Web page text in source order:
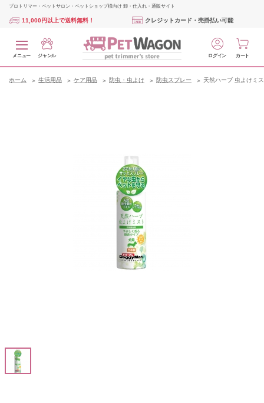
プロトリマー・ペットサロン・ペットショップ様向け 卸・仕入れ・通販サイト
11,000円以上で送料無料！ クレジットカード・売掛払い可能
メニュー ジャンル ログイン カート
ホーム 生活用品 ケア用品 防虫・虫よけ 防虫スプレー 天然ハーブ 虫よけミ